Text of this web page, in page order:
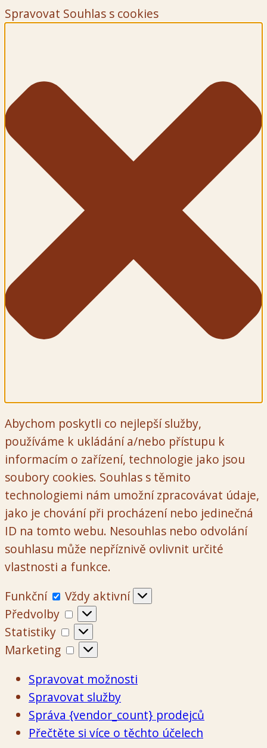
Spravovat Souhlas s cookies
Abychom poskytli co nejlepší služby,
používáme k ukládání a/nebo přístupu k
informacím o zařízení, technologie jako jsou
soubory cookies. Souhlas s těmito
technologiemi nám umožní zpracovávat údaje,
jako je chování při procházení nebo jedinečná
ID na tomto webu. Nesouhlas nebo odvolání
souhlasu může nepříznivě ovlivnit určité
vlastnosti a funkce.
Funkční
Funkční
Vždy aktivní
Předvolby
Předvolby
Statistiky
Statistiky
Marketing
Marketing
Spravovat možnosti
Spravovat služby
Správa {vendor_count} prodejců
Přečtěte si více o těchto účelech